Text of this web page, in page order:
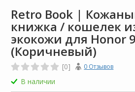
Retro Book |
книжка / кошелек
экокожи для Honor
(Коричневый)
[0] 0 Отзывов
В наличии